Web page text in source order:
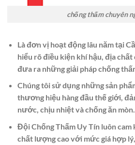
chống thấm chuyên
Là đơn vị hoạt động lâu năm tại
hiểu rõ điều kiện khí hậu, địa
đưa ra những giải pháp chống
Chúng tôi sử dụng những sản
thương hiệu hàng đầu thế giới,
nước, chịu nhiệt và chống ăn mòn.
Đội Chống Thấm Uy Tín luôn cam
chất lượng cao với mức giá hợp